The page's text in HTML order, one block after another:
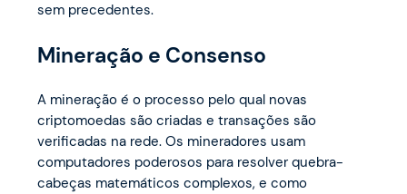
sem precedentes.
Mineração e Consenso
A mineração é o processo pelo qual novas
criptomoedas são criadas e transações são
verificadas na rede. Os mineradores usam
computadores poderosos para resolver quebra-
cabeças matemáticos complexos, e como